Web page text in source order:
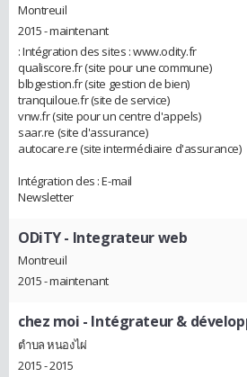
Montreuil
2015 - maintenant
: Intégration des sites : www.odity.fr
qualiscore.fr (site pour une commune)
blbgestion.fr (site gestion de bien)
tranquiloue.fr (site de service)
vnw.fr (site pour un centre d'appels)
saar.re (site d'assurance)
autocare.re (site intermédiaire d'assurance)
Intégration des : E-mail
Newsletter
ODiTY- Integrateur web
Montreuil
2015 - maintenant
chez moi - Intégrateur &
ตำบล หนองไผ่
2015 - 2015